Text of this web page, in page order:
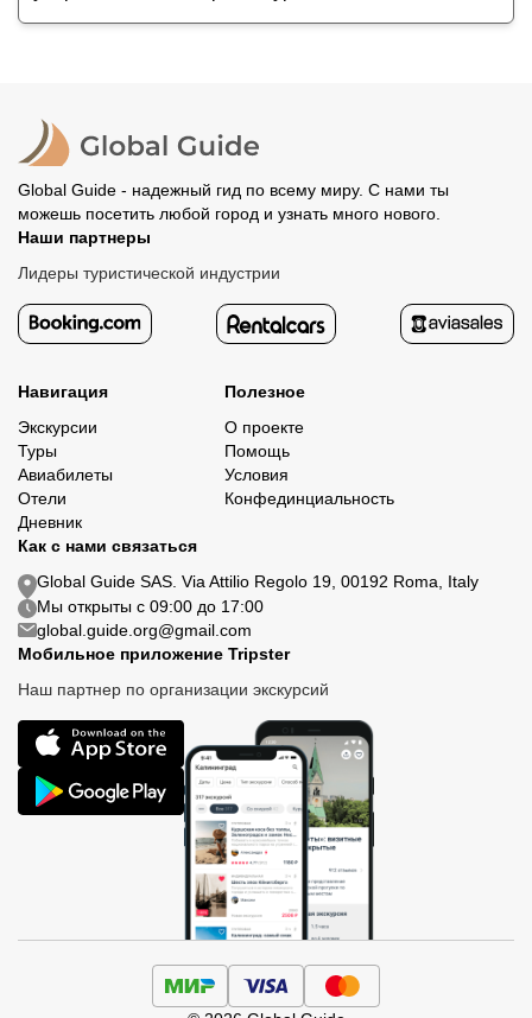
Global Guide - надежный гид по всему миру. С нами ты
можешь посетить любой город и узнать много нового.
Наши партнеры
Лидеры туристической индустрии
Навигация
Экскурсии
Туры
Авиабилеты
Отели
Дневник
Полезное
О проекте
Помощь
Условия
Конфединциальность
Как с нами связаться
Global Guide SAS. Via Attilio Regolo 19, 00192 Roma, Italy
Мы открыты с 09:00 до 17:00
global.guide.org@gmail.com
Мобильное приложение Tripster
Наш партнер по организации экскурсий